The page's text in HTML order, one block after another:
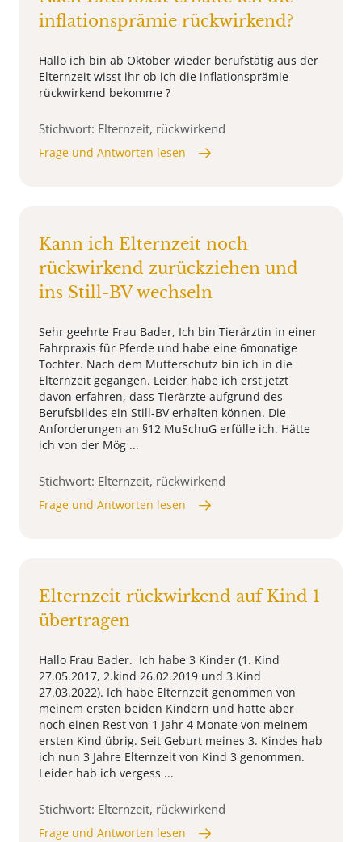
inflationsprämie rückwirkend?
Hallo ich bin ab Oktober wieder berufstätig aus der
Elternzeit wisst ihr ob ich die inflationsprämie
rückwirkend bekomme ?
Stichwort: Elternzeit, rückwirkend
Frage und Antworten lesen
Kann ich Elternzeit noch
rückwirkend zurückziehen und
ins Still-BV wechseln
Sehr geehrte Frau Bader, Ich bin Tierärztin in einer
Fahrpraxis für Pferde und habe eine 6monatige
Tochter. Nach dem Mutterschutz bin ich in die
Elternzeit gegangen. Leider habe ich erst jetzt
davon erfahren, dass Tierärzte aufgrund des
Berufsbildes ein Still-BV erhalten können. Die
Anforderungen an §12 MuSchuG erfülle ich. Hätte
ich von der Mög ...
Stichwort: Elternzeit, rückwirkend
Frage und Antworten lesen
Elternzeit rückwirkend auf Kind 1
übertragen
Hallo Frau Bader. Ich habe 3 Kinder (1. Kind
27.05.2017, 2.kind 26.02.2019 und 3.Kind
27.03.2022). Ich habe Elternzeit genommen von
meinem ersten beiden Kindern und hatte aber
noch einen Rest von 1 Jahr 4 Monate von meinem
ersten Kind übrig. Seit Geburt meines 3. Kindes hab
ich nun 3 Jahre Elternzeit von Kind 3 genommen.
Leider hab ich vergess ...
Stichwort: Elternzeit, rückwirkend
Frage und Antworten lesen